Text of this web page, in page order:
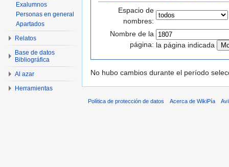
Espacio de
nombres:
Nombre de la
página: la página indicada
No hubo cambios durante el período
Exalumnos
Personas en general
Apartados
Relatos
Base de datos
Bibliográfica
Al azar
Herramientas
Política de protección de datos Acerca de WikiPía